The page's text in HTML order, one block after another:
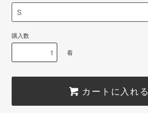
購入数
着
カートに入れる